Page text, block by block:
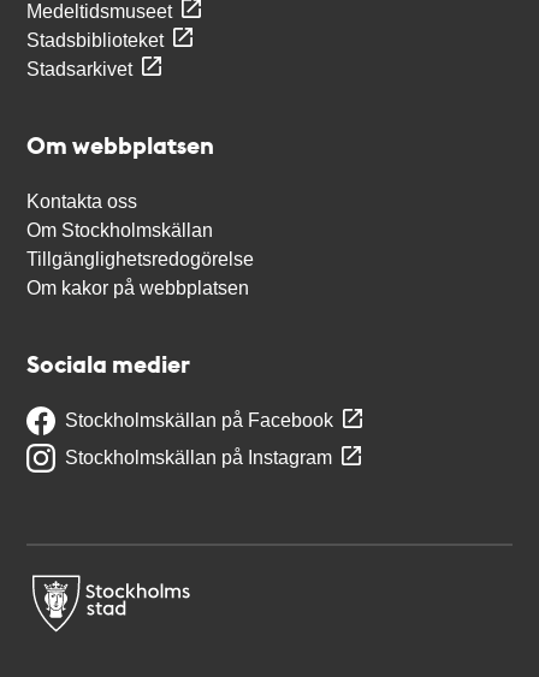
Medeltidsmuseet
Stadsbiblioteket
Stadsarkivet
Om webbplatsen
Kontakta oss
Om Stockholmskällan
Tillgänglighetsredogörelse
Om kakor på webbplatsen
Sociala medier
Stockholmskällan på Facebook
Stockholmskällan på Instagram